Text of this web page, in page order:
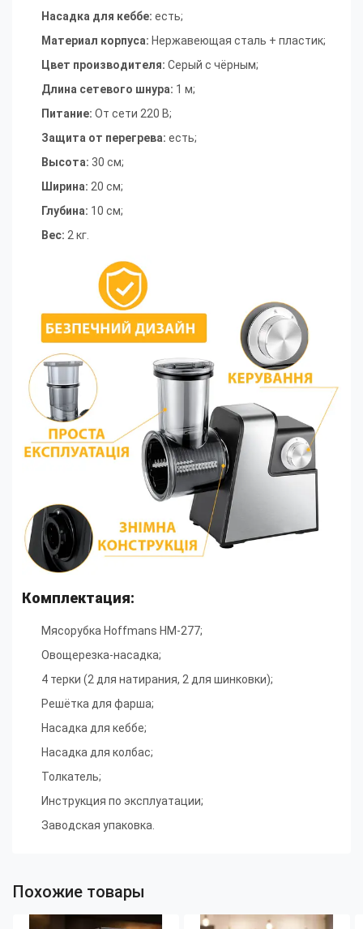
Насадка для кеббе: есть;
Материал корпуса: Нержавеющая сталь + пластик;
Цвет производителя: Серый с чёрным;
Длина сетевого шнура: 1 м;
Питание: От сети 220 В;
Защита от перегрева: есть;
Высота: 30 см;
Ширина: 20 см;
Глубина: 10 см;
Вес: 2 кг.
Комплектация:
Мясорубка Hoffmans HM-277;
Овощерезка-насадка;
4 терки (2 для натирания, 2 для шинковки);
Решётка для фарша;
Насадка для кеббе;
Насадка для колбас;
Толкатель;
Инструкция по эксплуатации;
Заводская упаковка.
Похожие товары